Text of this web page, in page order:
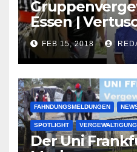
Essen |
Lauenburger
großer
FEB 15, 2018
FAHNDUNGSMELDUNGEN
SPOTLIGHT
Der Uni